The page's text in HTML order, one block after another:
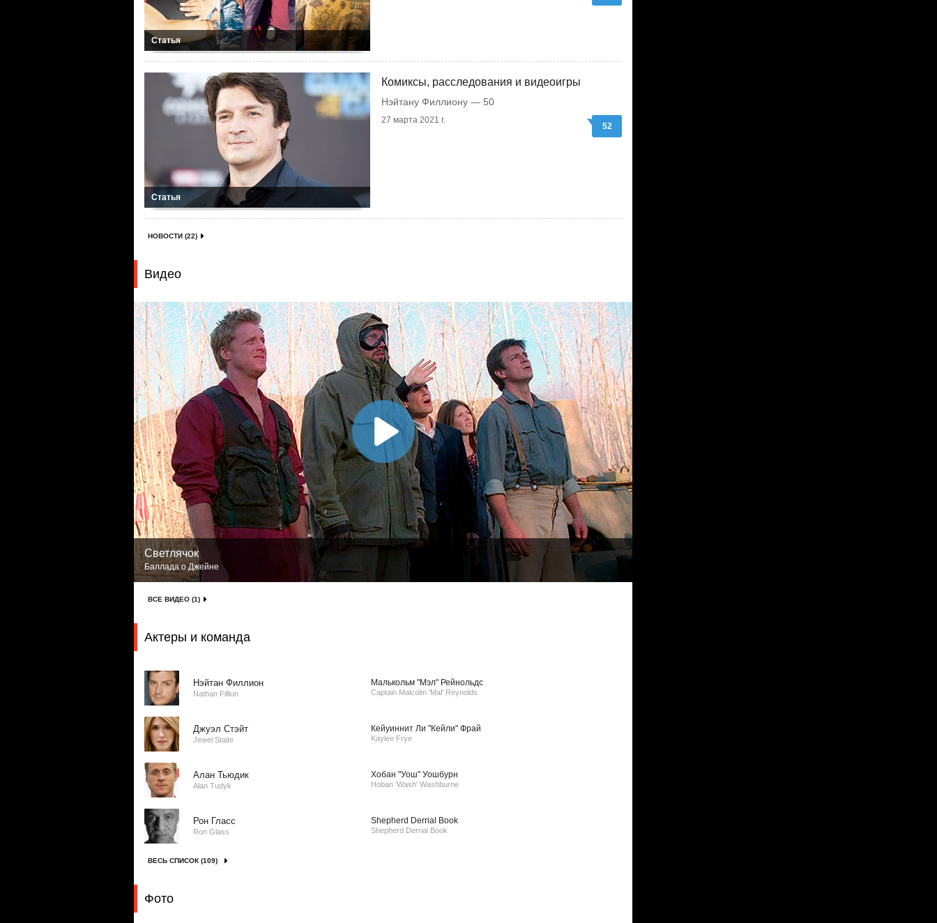
Статья
Статья
Комиксы, расследования и видеоигры
Нэйтану Филлиону — 50
27 марта 2021 г.
52
НОВОСТИ (22)
Видео
Светлячок
Баллада о Джейне
ВСЕ ВИДЕО (1)
Актеры и команда
Нэйтан Филлион
Nathan Fillion
Малькольм "Мэл" Рейнольдс
Captain Malcolm 'Mal' Reynolds
Джуэл Стэйт
Jewel Staite
Кейуиннит Ли "Кейли" Фрай
Kaylee Frye
Алан Тьюдик
Alan Tudyk
Хобан "Уош" Уошбурн
Hoban 'Wash' Washburne
Рон Гласс
Ron Glass
Shepherd Derrial Book
Shepherd Derrial Book
ВЕСЬ СПИСОК (109)
Фото